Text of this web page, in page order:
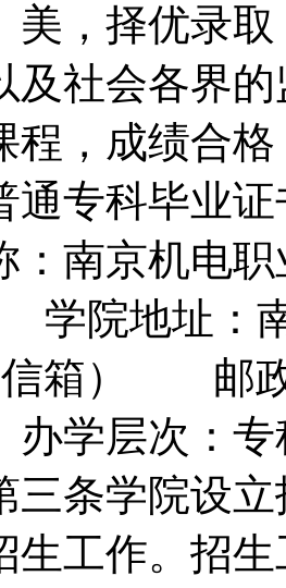
美，择优录
及社会各界
程，成绩合
通专科毕
：南京机电
院地址：南
信箱） 邮
学层次：专
学院设立
生工作。招